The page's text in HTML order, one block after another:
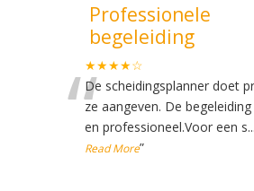
Professionele
begeleiding
★★★★☆
“De scheidingsplanner doet
ze aangeven. De
en professioneel.Voor een s...
Read More”